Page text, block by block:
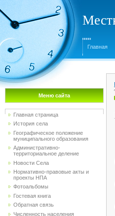
Главная
Меню сайта
Главная страница
История села
Географическое положение
муниципального образования
Административно-
территориальное деление
Новости Села
Нормативно-правовые акты и
проекты НПА
Фотоальбомы
Гостевая книга
Обратная связь
Численность населения